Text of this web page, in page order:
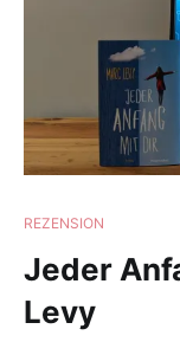
REZENSION
Jeder
Levy